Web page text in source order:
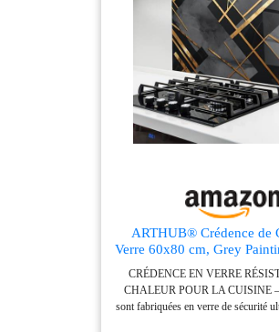
ARTHUB® Crédence de
Verre 60x80 cm, Grey
Lines | Protection
éclaboussures,
Carreaux, Plaque en Verre,
Abstrait
CRÉDENCE EN VERRE
CHALEUR POUR LA CUISINE –
sont fabriquées en verre de sécurité